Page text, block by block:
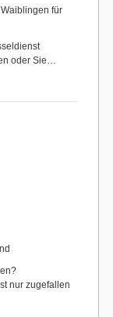
für
oder Sie…
nur zugefallen